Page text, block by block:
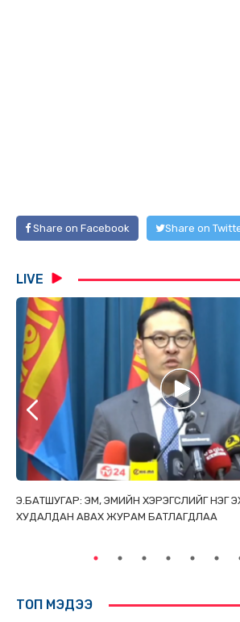
Share on Facebook Share on
LIVE
Э.БАТШУГАР: ЭМ, ЭМИЙН ХЭРЭГСЛИЙГ НЭГ
ХУДАЛДАН АВАХ ЖУРАМ БАТЛАГДЛАА
ТОП МЭДЭЭ